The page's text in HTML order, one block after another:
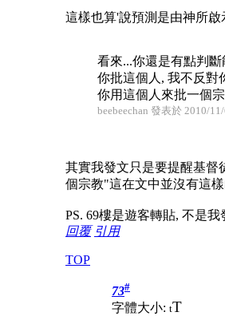
這樣也算'說預測是由神所啟
看來...你還是有點判
你批這個人, 我不反對
你用這個人來批一個
beebeechan 發表於 2010/
其實我發文只是要提醒基督
個宗教"這在文中並沒有這
PS. 69樓是遊客轉貼, 不是
回覆 引用
TOP
73#
字體大小: tT